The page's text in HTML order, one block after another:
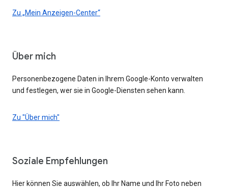
Zu „Mein Anzeigen-Center“
Über mich
Personenbezogene Daten in Ihrem Google-Konto verwalten
und festlegen, wer sie in Google-Diensten sehen kann.
Zu "Über mich"
Soziale Empfehlungen
Hier können Sie auswählen, ob Ihr Name und Ihr Foto neben